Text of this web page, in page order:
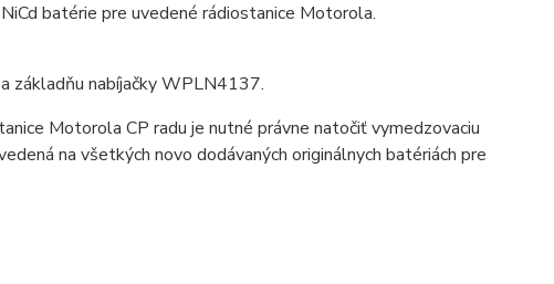
batérie pre uvedené rádiostanice Motorola.
základňu nabíjačky WPLN4137.
Motorola CP radu je nutné právne natočiť vymedzovaciu
na všetkých novo dodávaných originálnych batériách pre